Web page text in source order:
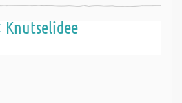
Knutselidee